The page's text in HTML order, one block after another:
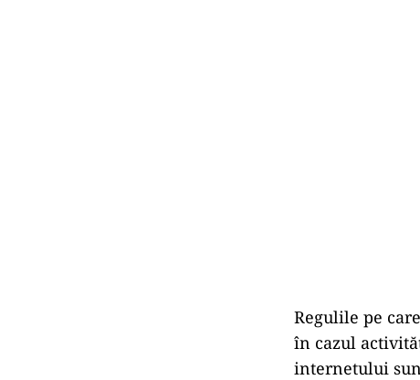
Regulile pe
în cazul
internetului